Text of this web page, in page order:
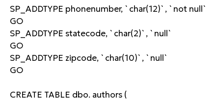
SP_ADDTYPE phonenumber, `char(12)`, `not null`
GO
SP_ADDTYPE statecode, `char(2)`, `null`
GO
SP_ADDTYPE zipcode, `char(10)`, `null`
GO
CREATE TABLE dbo. authors (